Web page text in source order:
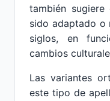
también
sido adaptado
siglos, en
cambios
Las variantes
este tipo de